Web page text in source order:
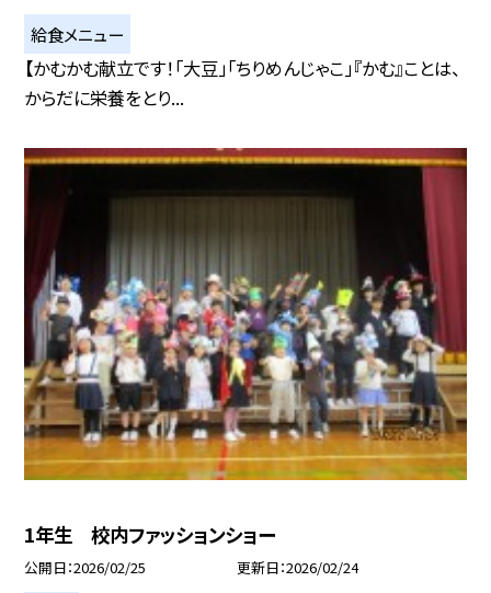
給食メニュー
【かむかむ献立です！「大豆」「ちりめんじゃこ」『かむ』ことは、
からだに栄養をとり...
1年生 校内ファッションショー
公開日 2026/02/25 更新日 2026/02/24